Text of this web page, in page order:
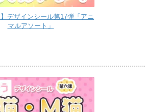
】デザインシール第17弾「アニ
マルアソート」